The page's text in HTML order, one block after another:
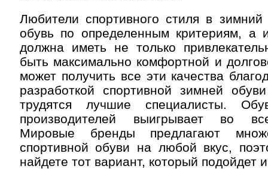
Любители спортивного стиля в
обувь по определенным критериям, а
должна иметь не только
быть максимально комфортной и
может получить все эти качества
разработкой спортивной зимней
трудятся лучшие специалисты.
производителей выигрывает во
Мировые бренды предлагают
спортивной обуви на любой вкус,
найдете тот вариант, который подойдет